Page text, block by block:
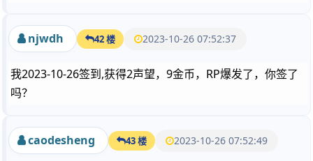
njwdh 42 楼 2023-10-26 07:52:37
我2023-10-26签到,获得2声望，9金币，RP爆发了，你签了
吗？
caodesheng 43 楼 2023-10-26 07:52:49